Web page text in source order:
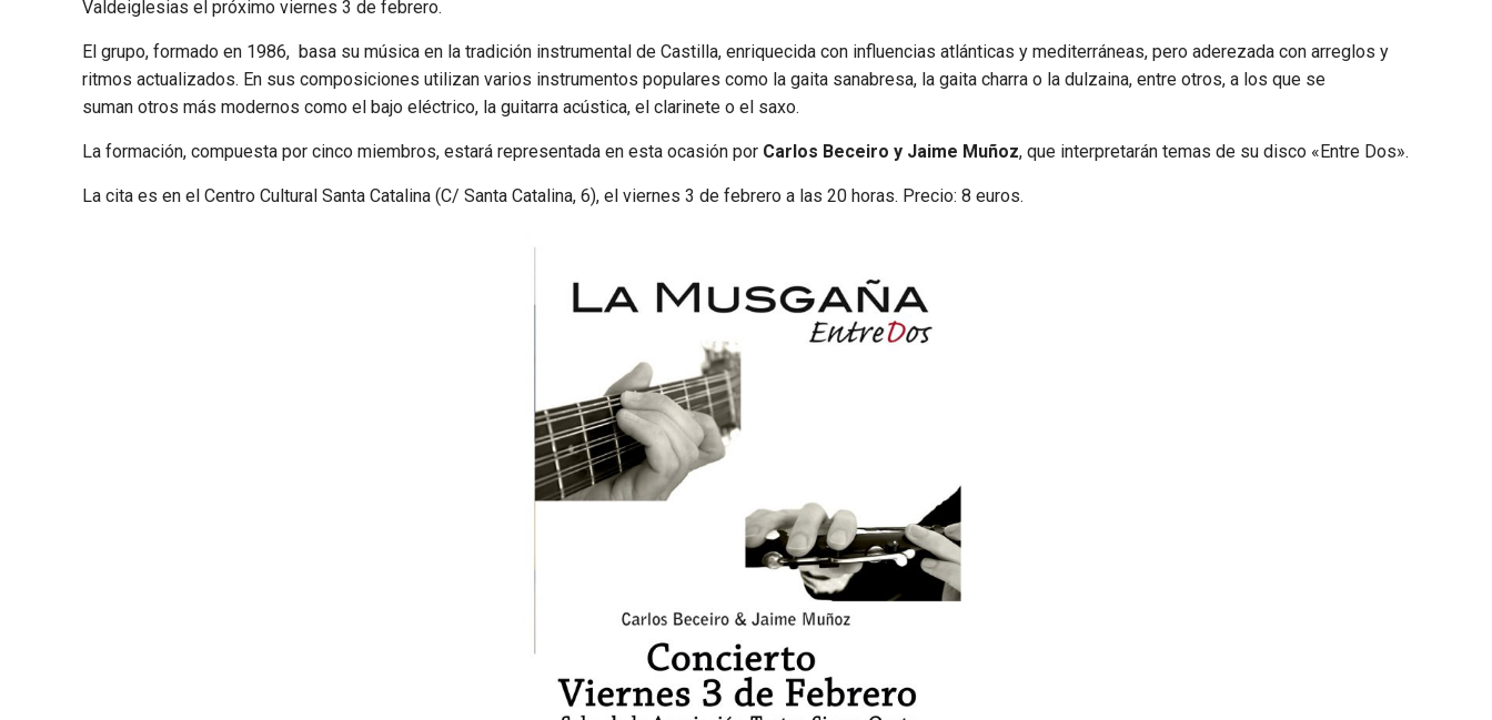
Valdeiglesias el próximo viernes 3 de febrero.
El grupo, formado en 1986, basa su música en la tradición instrumental de Castilla, enriquecida con influencias atlánticas y mediterráneas, pero aderezada con arreglos y
ritmos actualizados. En sus composiciones utilizan varios instrumentos populares como la gaita sanabresa, la gaita charra o la dulzaina, entre otros, a los que se
suman otros más modernos como el bajo eléctrico, la guitarra acústica, el clarinete o el saxo.
La formación, compuesta por cinco miembros, estará representada en esta ocasión por Carlos Beceiro y Jaime Muñoz, que interpretarán temas de su disco «Entre Dos».
La cita es en el Centro Cultural Santa Catalina (C/ Santa Catalina, 6), el viernes 3 de febrero a las 20 horas. Precio: 8 euros.